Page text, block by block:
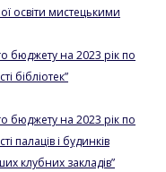
освіти мистецькими
бюджету на 2023 рік по
бібліотек”
бюджету на 2023 рік по
палаців і будинків
клубних закладів”